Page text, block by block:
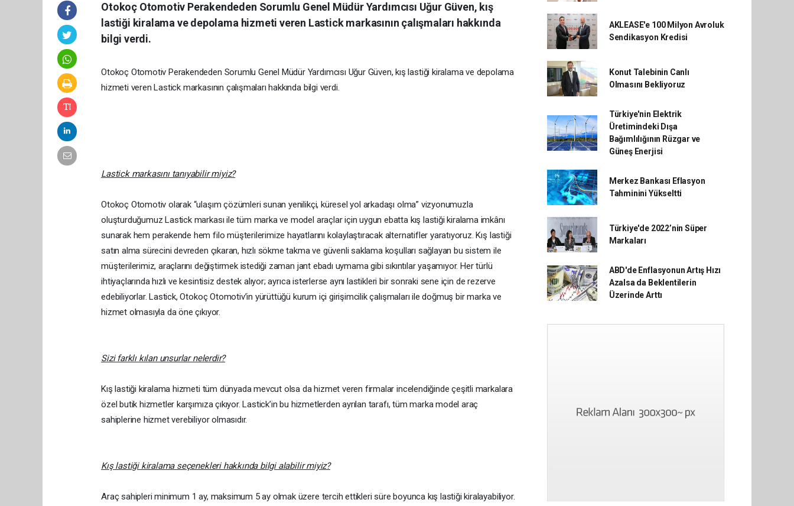
Otokoç Otomotiv Perakendeden Sorumlu Genel Müdür Yardımcısı Uğur Güven, kış
lastiği kiralama ve depolama hizmeti veren Lastick markasının çalışmaları hakkında
bilgi verdi.
Otokoç Otomotiv Perakendeden Sorumlu Genel Müdür Yardımcısı Uğur Güven, kış lastiği kiralama ve depolama
hizmeti veren Lastick markasının çalışmaları hakkında bilgi verdi.
Lastick markasını tanıyabilir miyiz?
Otokoç Otomotiv olarak “ulaşım çözümleri sunan yenilikçi, küresel yol arkadaşı olma” vizyonumuzla
oluşturduğumuz Lastick markası ile tüm marka ve model araçlar için uygun ebatta kış lastiği kiralama imkânı
sunarak hem perakende hem filo müşterilerimize hayatlarını kolaylaştıracak alternatifler yaratıyoruz. Kış lastiği
satın alma sürecini devreden çıkaran, hızlı sökme takma ve güvenli saklama koşulları sağlayan bu sistem ile
müşterilerimiz, araçlarını değiştirmek istediği zaman jant ebadı uymama gibi sıkıntılar yaşamıyor. Her türlü
ihtiyaçlarında hızlı ve kesintisiz destek alıyor; ayrıca isterlerse aynı lastikleri bir sonraki sene için de rezerve
edebiliyorlar. Lastick, Otokoç Otomotiv’in yürüttüğü kurum içi girişimcilik çalışmaları ile doğmuş bir marka ve
hizmet olmasıyla da öne çıkıyor.
Sizi farklı kılan unsurlar nelerdir?
Kış lastiği kiralama hizmeti tüm dünyada mevcut olsa da hizmet veren firmalar incelendiğinde çeşitli markalara
özel butik hizmetler karşımıza çıkıyor. Lastick’in bu hizmetlerden ayrılan tarafı, tüm marka model araç
sahiplerine hizmet verebiliyor olmasıdır.
Kış lastiği kiralama seçenekleri hakkında bilgi alabilir miyiz?
Araç sahipleri minimum 1 ay, maksimum 5 ay olmak üzere tercih ettikleri süre boyunca kış lastiği kiralayabiliyor.
AKLEASE'e 100 Milyon Avroluk
Sendikasyon Kredisi
Konut Talebinin Canlı
Olmasını Bekliyoruz
Türkiye'nin Elektrik
Üretimindeki Dışa
Bağımlılığının Rüzgar ve
Güneş Enerjisi
Merkez Bankası Eflasyon
Tahminini Yükseltti
Türkiye'de 2022’nin Süper
Markaları
ABD'de Enflasyonun Artış Hızı
Azalsa da Beklentilerin
Üzerinde Arttı